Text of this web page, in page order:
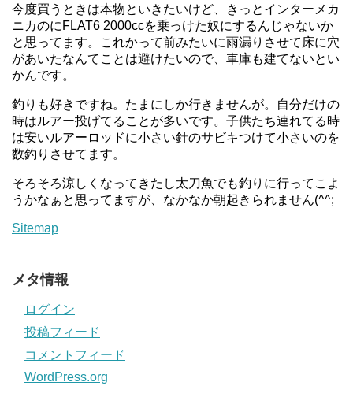
今度買うときは本物といきたいけど、きっとインターメカ
ニカのにFLAT6 2000ccを乗っけた奴にするんじゃないか
と思ってます。これかって前みたいに雨漏りさせて床に穴
があいたなんてことは避けたいので、車庫も建てないとい
かんです。
釣りも好きですね。たまにしか行きませんが。自分だけの
時はルアー投げてることが多いです。子供たち連れてる時
は安いルアーロッドに小さい針のサビキつけて小さいのを
数釣りさせてます。
そろそろ涼しくなってきたし太刀魚でも釣りに行ってこよ
うかなぁと思ってますが、なかなか朝起きられません(^^;
Sitemap
メタ情報
ログイン
投稿フィード
コメントフィード
WordPress.org